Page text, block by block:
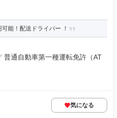
能！配送ドライバー ！
普通自動車第一種運転免許（AT
気になる